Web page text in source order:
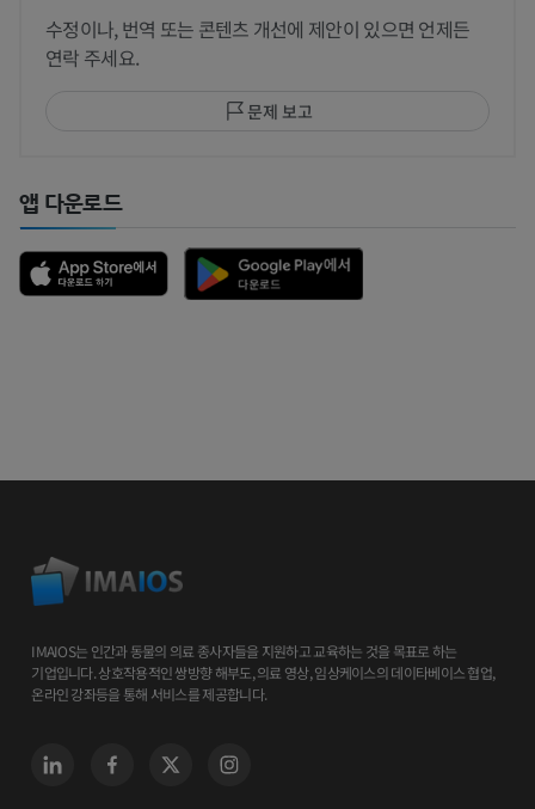
수정이나, 번역 또는 콘텐츠 개선에 제안이 있으면 언제든
연락 주세요.
문제 보고
앱 다운로드
IMAIOS는 인간과 동물의 의료 종사자들을 지원하고 교육하는 것을 목표로 하는
기업입니다. 상호작용적인 쌍방향 해부도, 의료 영상, 임상케이스의 데이타베이스 협업,
온라인 강좌등을 통해 서비스를 제공합니다.